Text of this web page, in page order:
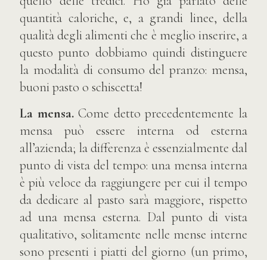
quantità caloriche, e, a grandi linee, della
qualità degli alimenti che è meglio inserire, a
questo punto dobbiamo quindi distinguere
la modalità di consumo del pranzo: mensa,
buoni pasto o schiscetta!
La mensa.Come detto precedentemente la
mensa può essere interna od esterna
all’azienda; la differenza è essenzialmente dal
punto di vista del tempo: una mensa interna
è più veloce da raggiungere per cui il tempo
da dedicare al pasto sarà maggiore, rispetto
ad una mensa esterna. Dal punto di vista
qualitativo, solitamente nelle mense interne
sono presenti i piatti del giorno (un primo,